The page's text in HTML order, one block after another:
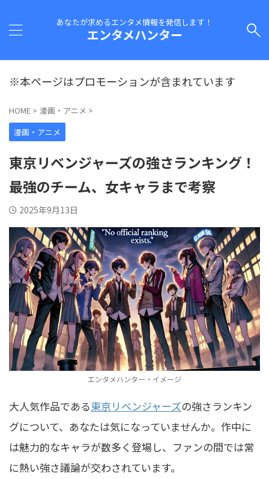
あなたが求めるエンタメ情報を発信します！
エンタメハンター
※本ページはプロモーションが含まれています
HOME > 漫画・アニメ >
漫画・アニメ
東京リベンジャーズの強さランキング！
最強のチーム、女キャラまで考察
2025年9月13日
エンタメハンター・イメージ
大人気作品である東京リベンジャーズの強さランキン
グについて、あなたは気になっていませんか。作中に
は魅力的なキャラが数多く登場し、ファンの間では常
に熱い強さ議論が交わされています。